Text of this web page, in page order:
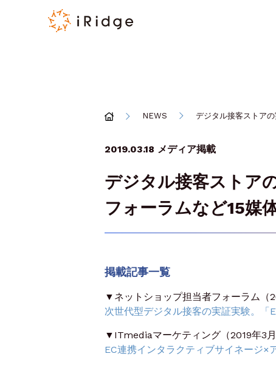
NEWS デジタル接客ストア
2019.03.18 メディア掲載
デジタル接客ストア
フォーラムなど15媒
掲載記事一覧
▼ネットショップ担当者フォーラム（
次世代型デジタル接客の実証実験。「
▼ITmediaマーケティング（2019年3月
EC連携インタラクティブサイネージ